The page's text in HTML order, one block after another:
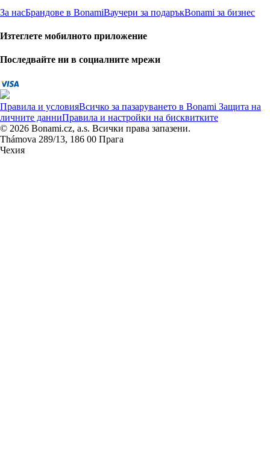
За насБрандове в BonamiВаучери за подаръкBonami за бизнес
Изтеглете мобилното приложение
Последвайте ни в социалните мрежи
Правила и условияВсичко за пазаруването в Bonami Защита на
личните данниПравила и настройки на бисквитките
© 2026 Bonami.cz, a.s. Всички права запазени.
Thámova 289/13, 186 00 Прага
Чехия